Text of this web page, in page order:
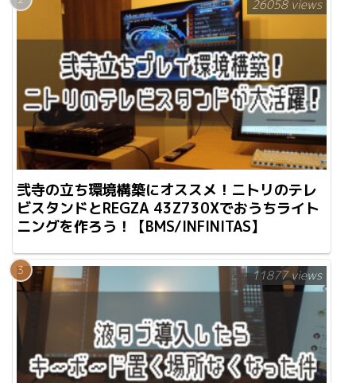
弐寺の立ち環境構築にオススメ！ニトリのテレ
ビスタンドとREGZA 43Z730Xでおうちライト
ニングを作ろう！【BMS/INFINITAS】
26058 views
11877 views